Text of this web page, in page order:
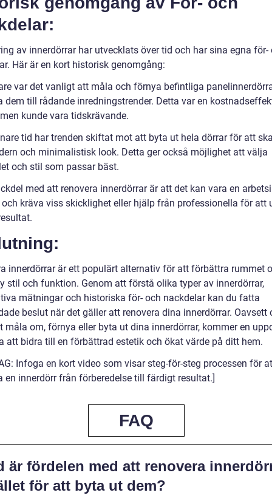
av innerdörrar har utvecklats över tid och har sina egna för-
Här är en kort historisk genomgång:
var det vanligt att måla och förnya befintliga
dem till rådande inredningstrender. Detta var en
kunde vara tidskrävande.
tid har trenden skiftat mot att byta ut hela dörrar för att
och minimalistisk look. Detta ger också möjlighet att välja
och stil som passar bäst.
med att renovera innerdörrar är att det kan vara en
och kräva viss skicklighet eller hjälp från professionella för att
innerdörrar är ett populärt alternativ för att förbättra rummet
stil och funktion. Genom att förstå olika typer av innerdörrar,
mätningar och historiska för- och nackdelar kan du fatta
beslut när det gäller att renovera dina innerdörrar. Oavsett
måla om, förnya eller byta ut dina innerdörrar, kommer en
att bidra till en förbättrad estetik och ökat värde på ditt hem.
Infoga en kort video som visar steg-för-steg processen för
en innerdörr från förberedelse till färdigt resultat.]
FAQ
är fördelen med att renovera
för att byta ut dem?